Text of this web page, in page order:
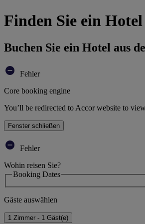
Finden Sie ein
Buchen Sie ein Hotel aus
Fehler
Core booking engine
You’ll be redirected to Accor website to
Fenster schließen
Fehler
Wohin reisen Sie?
Booking Dates
Gäste auswählen
1 Zimmer - 1 Gäst(e)